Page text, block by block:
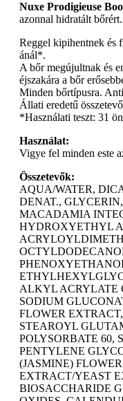
Nuxe Prodigieuse
azonnal hidratált bőrért.
Reggel kipihentnek és
ánál*.
A bőr megújultnak és
éjszakára a bőr
Minden bőrtípusra.
Állati eredetű
*Használati teszt: 31
Használat:
Vigye fel minden este
Összetevők:
AQUA/WATER,
DENAT.,
MACADAMIA
HYDROXYETHYL
ALKYL ACRYLATE
SODIUM
FLOWER
STEAROYL
POLYSORBATE 60,
PENTYLENE
(JASMINE)
EXTRACT/YEAST
BIOSACCHARIDE